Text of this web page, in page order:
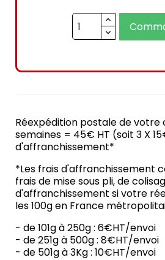
Réexpédition postale de
semaines = 45€ HT (soit 3 X
d'affranchissement*
*Les frais d'affranchissement
frais de mise sous pli, de
d'affranchissement si votre
les 100g en France
- de 101g à 250g : 6€HT/envoi
- de 251g à 500g : 8€HT/envoi
- de 501g à 3Kg : 10€HT/envoi